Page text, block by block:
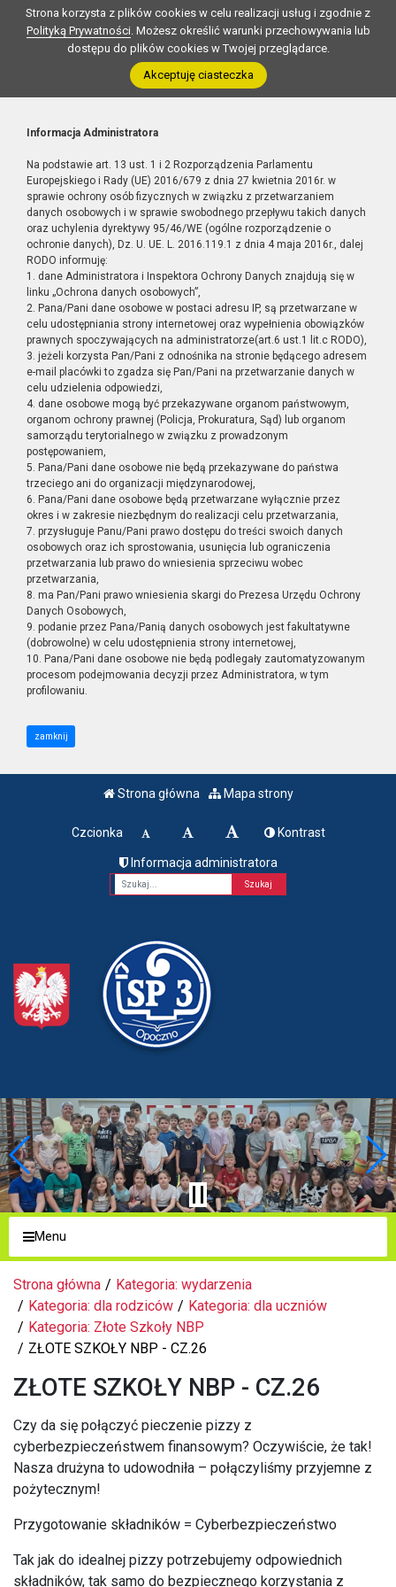
Strona korzysta z plików cookies w celu realizacji usług i zgodnie z
Polityką Prywatności. Możesz określić warunki przechowywania lub
dostępu do plików cookies w Twojej przeglądarce.
Akceptuję ciasteczka
Informacja Administratora
Na podstawie art. 13 ust. 1 i 2 Rozporządzenia Parlamentu
Europejskiego i Rady (UE) 2016/679 z dnia 27 kwietnia 2016r. w
sprawie ochrony osób fizycznych w związku z przetwarzaniem
danych osobowych i w sprawie swobodnego przepływu takich danych
oraz uchylenia dyrektywy 95/46/WE (ogólne rozporządzenie o
ochronie danych), Dz. U. UE. L. 2016.119.1 z dnia 4 maja 2016r., dalej
RODO informuję:
1. dane Administratora i Inspektora Ochrony Danych znajdują się w
linku „Ochrona danych osobowych”,
2. Pana/Pani dane osobowe w postaci adresu IP, są przetwarzane w
celu udostępniania strony internetowej oraz wypełnienia obowiązków
prawnych spoczywających na administratorze(art.6 ust.1 lit.c RODO),
3. jeżeli korzysta Pan/Pani z odnośnika na stronie będącego adresem
e-mail placówki to zgadza się Pan/Pani na przetwarzanie danych w
celu udzielenia odpowiedzi,
4. dane osobowe mogą być przekazywane organom państwowym,
organom ochrony prawnej (Policja, Prokuratura, Sąd) lub organom
samorządu terytorialnego w związku z prowadzonym
postępowaniem,
5. Pana/Pani dane osobowe nie będą przekazywane do państwa
trzeciego ani do organizacji międzynarodowej,
6. Pana/Pani dane osobowe będą przetwarzane wyłącznie przez
okres i w zakresie niezbędnym do realizacji celu przetwarzania,
7. przysługuje Panu/Pani prawo dostępu do treści swoich danych
osobowych oraz ich sprostowania, usunięcia lub ograniczenia
przetwarzania lub prawo do wniesienia sprzeciwu wobec
przetwarzania,
8. ma Pan/Pani prawo wniesienia skargi do Prezesa Urzędu Ochrony
Danych Osobowych,
9. podanie przez Pana/Panią danych osobowych jest fakultatywne
(dobrowolne) w celu udostępnienia strony internetowej,
10. Pana/Pani dane osobowe nie będą podlegały zautomatyzowanym
procesom podejmowania decyzji przez Administratora, w tym
profilowaniu.
zamknij
Strona główna Mapa strony
Czcionka Kontrast
Informacja administratora
Fraza
Menu
Strona główna
Kategoria: wydarzenia
Kategoria: dla rodziców
Kategoria: dla uczniów
Kategoria: Złote Szkoły NBP
ZŁOTE SZKOŁY NBP - CZ.26
ZŁOTE SZKOŁY NBP - CZ.26
Czy da się połączyć pieczenie pizzy z
cyberbezpieczeństwem finansowym? Oczywiście, że tak!
Nasza drużyna to udowodniła – połączyliśmy przyjemne z
pożytecznym!
Przygotowanie składników = Cyberbezpieczeństwo
Tak jak do idealnej pizzy potrzebujemy odpowiednich
składników, tak samo do bezpiecznego korzystania z